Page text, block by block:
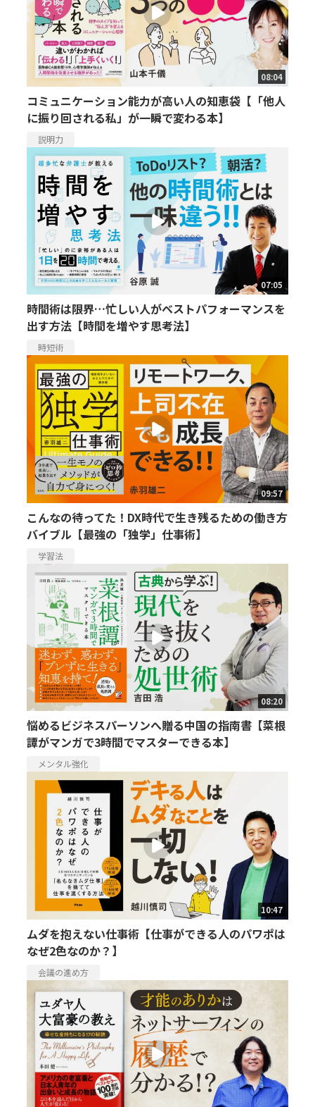
08:04
コミュニケーション能力が高い人の知恵袋【「他人
に振り回される私」が一瞬で変わる本】
説明力
07:05
時間術は限界…忙しい人がベストパフォーマンスを
出す方法【時間を増やす思考法】
時短術
09:57
こんなの待ってた！DX時代で生き残るための働き方
バイブル【最強の「独学」仕事術】
学習法
08:20
悩めるビジネスパーソンへ贈る中国の指南書【菜根
譚がマンガで3時間でマスターできる本】
メンタル強化
10:47
ムダを抱えない仕事術【仕事ができる人のパワポは
なぜ2色なのか？】
会議の進め方